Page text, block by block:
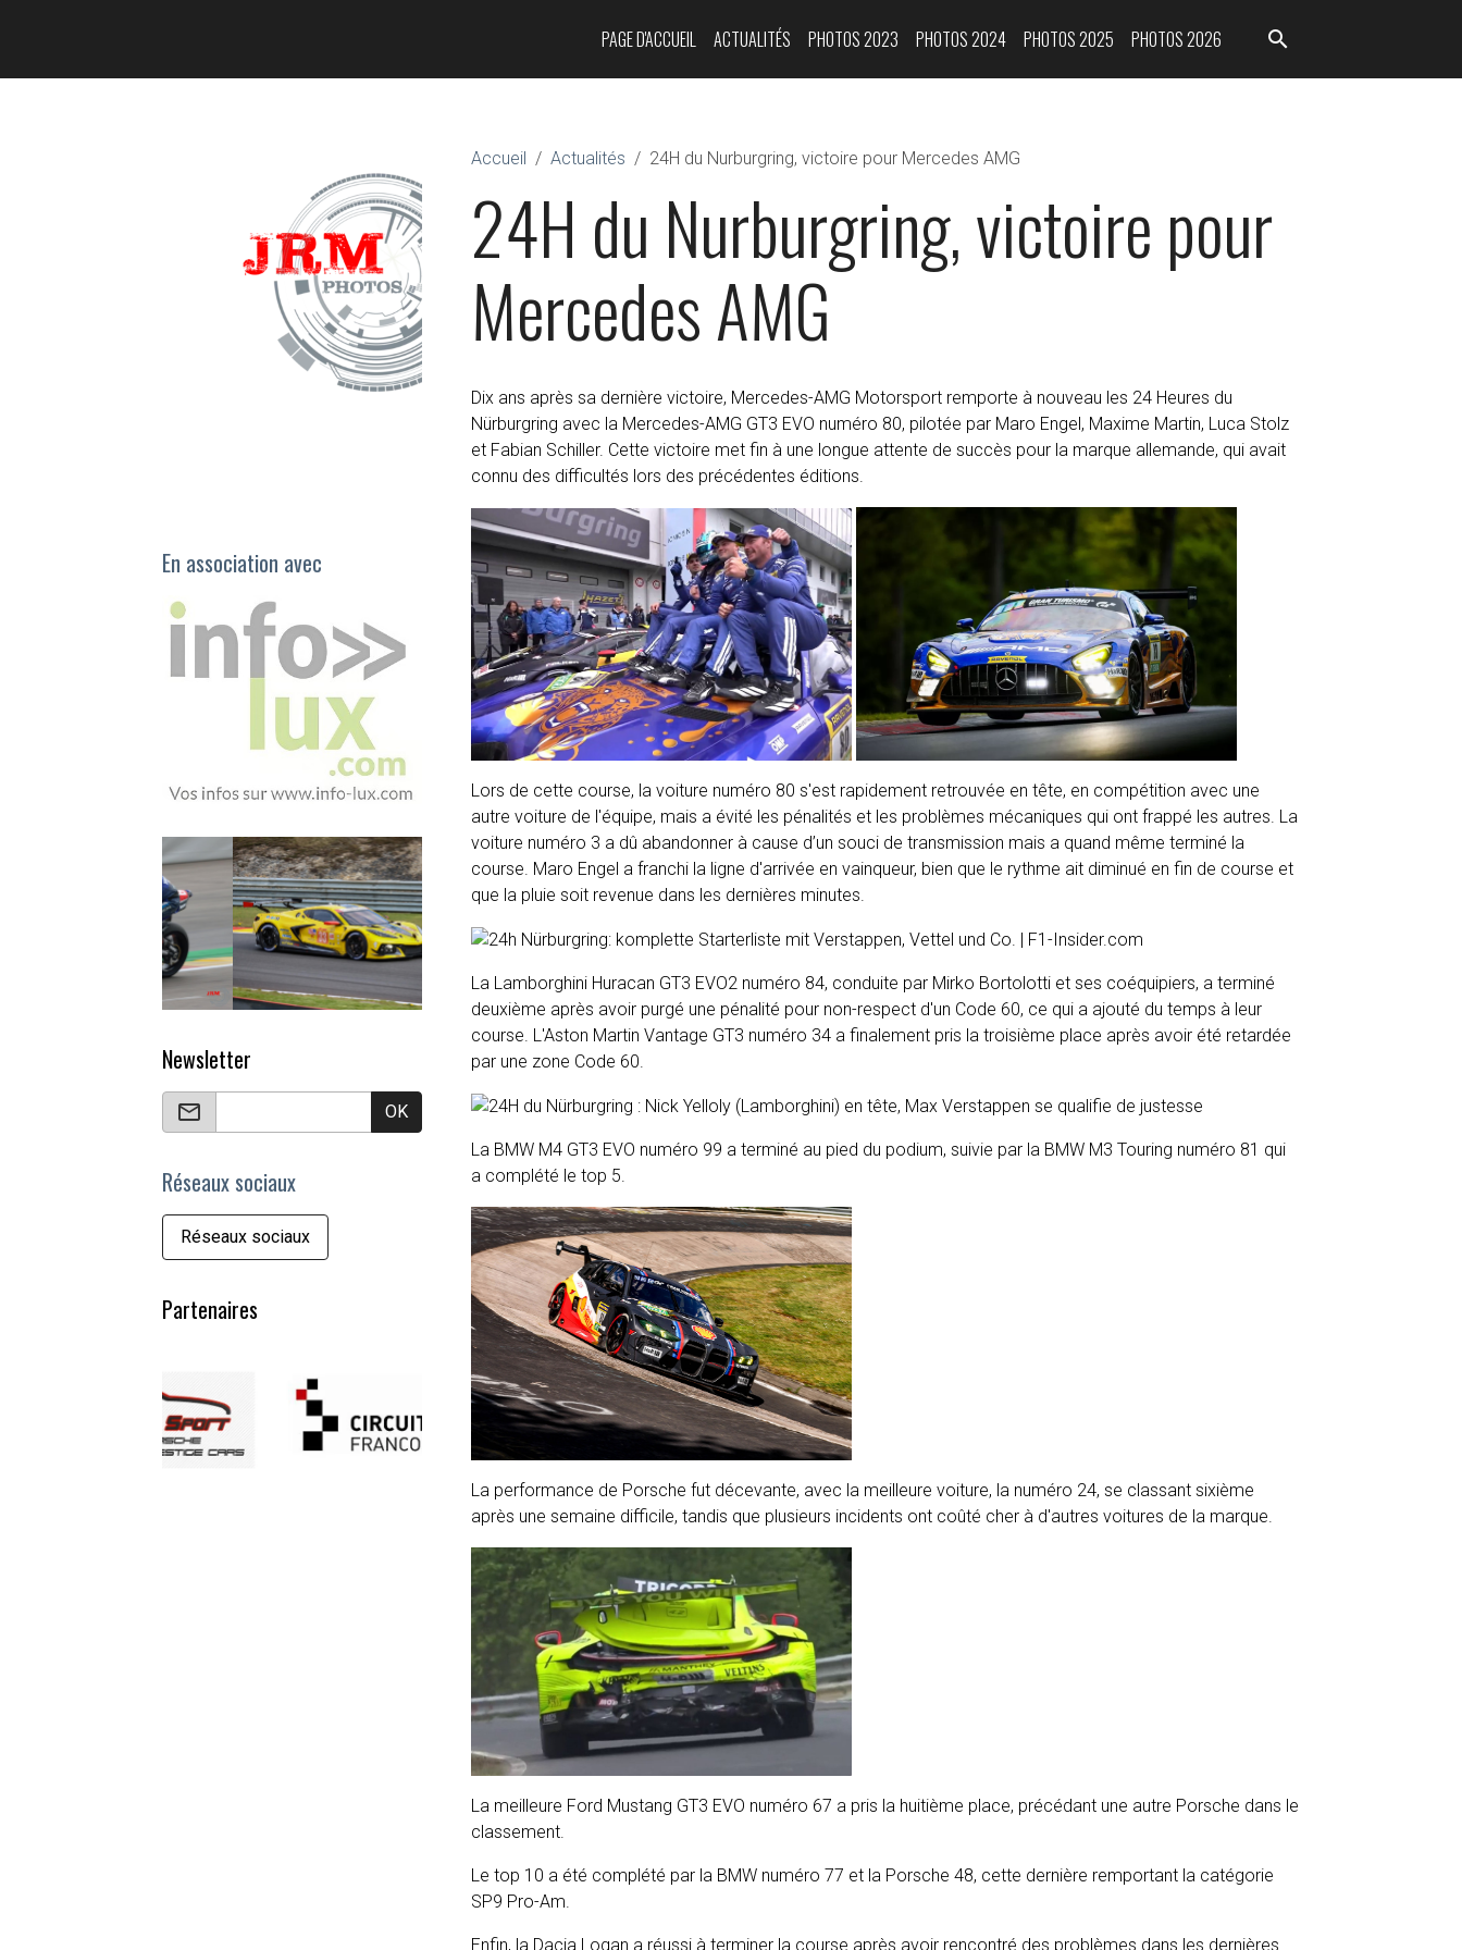
PAGE D'ACCUEIL ACTUALITÉS PHOTOS 2023 PHOTOS 2024 PHOTOS 2025 PHOTOS 2026
Accueil Actualités 24H du Nurburgring, victoire pour Mercedes AMG
24H du Nurburgring, victoire pour
Mercedes AMG
Dix ans après sa dernière victoire, Mercedes-AMG Motorsport remporte à nouveau les 24 Heures du
Nürburgring avec la Mercedes-AMG GT3 EVO numéro 80, pilotée par Maro Engel, Maxime Martin, Luca Stolz
et Fabian Schiller. Cette victoire met fin à une longue attente de succès pour la marque allemande, qui avait
connu des difficultés lors des précédentes éditions.
Lors de cette course, la voiture numéro 80 s'est rapidement retrouvée en tête, en compétition avec une
autre voiture de l'équipe, mais a évité les pénalités et les problèmes mécaniques qui ont frappé les autres. La
voiture numéro 3 a dû abandonner à cause d’un souci de transmission mais a quand même terminé la
course. Maro Engel a franchi la ligne d'arrivée en vainqueur, bien que le rythme ait diminué en fin de course et
que la pluie soit revenue dans les dernières minutes.
La Lamborghini Huracan GT3 EVO2 numéro 84, conduite par Mirko Bortolotti et ses coéquipiers, a terminé
deuxième après avoir purgé une pénalité pour non-respect d'un Code 60, ce qui a ajouté du temps à leur
course. L'Aston Martin Vantage GT3 numéro 34 a finalement pris la troisième place après avoir été retardée
par une zone Code 60.
La BMW M4 GT3 EVO numéro 99 a terminé au pied du podium, suivie par la BMW M3 Touring numéro 81 qui
a complété le top 5.
La performance de Porsche fut décevante, avec la meilleure voiture, la numéro 24, se classant sixième
après une semaine difficile, tandis que plusieurs incidents ont coûté cher à d'autres voitures de la marque.
La meilleure Ford Mustang GT3 EVO numéro 67 a pris la huitième place, précédant une autre Porsche dans le
classement.
Le top 10 a été complété par la BMW numéro 77 et la Porsche 48, cette dernière remportant la catégorie
SP9 Pro-Am.
Enfin, la Dacia Logan a réussi à terminer la course après avoir rencontré des problèmes dans les dernières
En association avec
Newsletter
OK
Réseaux sociaux
Réseaux sociaux
Partenaires